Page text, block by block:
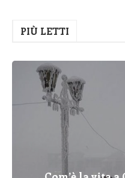
PIÙ LETTI